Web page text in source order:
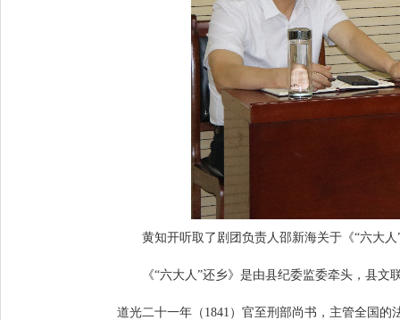
黄知开听取了剧团负责人邵新海关于《“六大
《“六大人”还乡》是由县纪委监委牵头，县
道光二十一年（1841）官至刑部尚书，主管全国